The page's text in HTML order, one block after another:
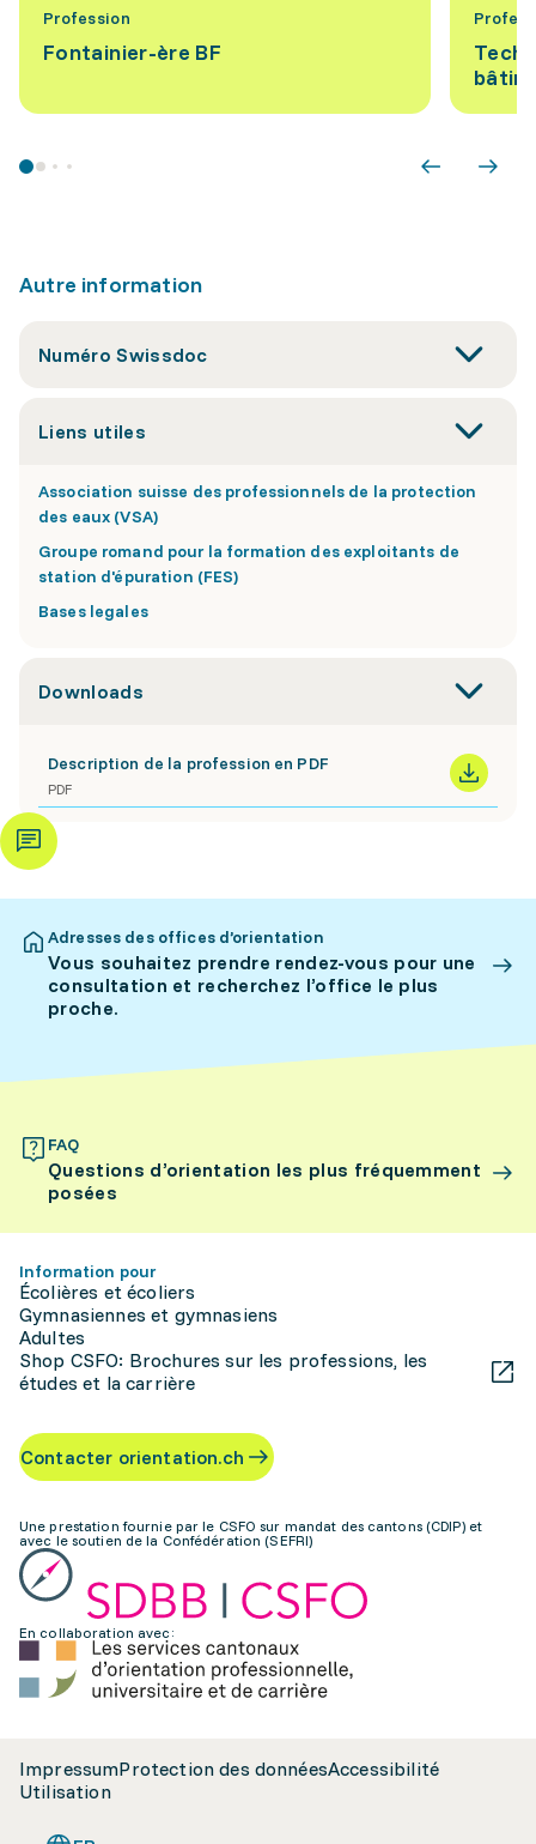
Profession
Fontainier-ère BF
Autre information
Numéro Swissdoc
Liens utiles
Association suisse des professionnels de la protection
des eaux (VSA)
Groupe romand pour la formation des exploitants de
station d'épuration (FES)
Bases legales
Downloads
Description de la profession en PDF
PDF
Adresses des offices d’orientation
Vous souhaitez prendre rendez-vous pour une
consultation et recherchez l’office le plus
proche.
FAQ
Questions d’orientation les plus fréquemment
posées
Information pour
Écolières et écoliers
Gymnasiennes et gymnasiens
Adultes
Shop CSFO: Brochures sur les professions, les
études et la carrière
Contacter orientation.ch
Une prestation fournie par le CSFO sur mandat des cantons (CDIP) et
avec le soutien de la Confédération (SEFRI)
En collaboration avec:
ImpressumProtection des donnéesAccessibilité
Utilisation